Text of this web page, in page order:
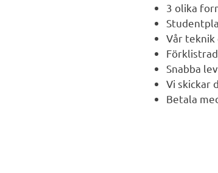
3 olika
Vår teknik
Snabba
Vi skickar
Betala